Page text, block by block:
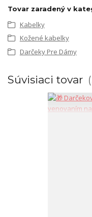
Tovar zaradený v
Kabelky
Kožené kabelky
Darčeky Pre Dámy
Súvisiaci tovar